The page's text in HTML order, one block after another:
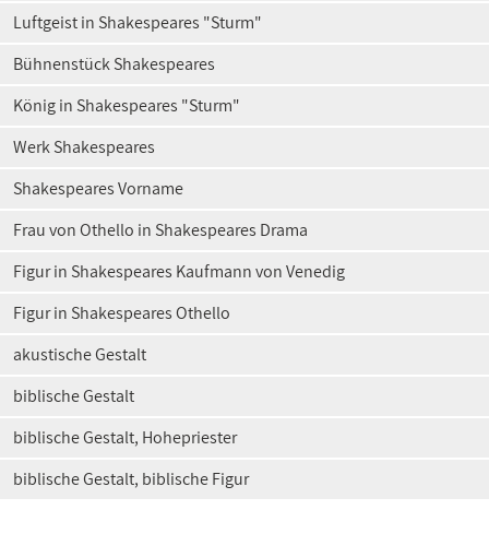
Luftgeist in Shakespeares "Sturm"
Bühnenstück Shakespeares
König in Shakespeares "Sturm"
Werk Shakespeares
Shakespeares Vorname
Frau von Othello in Shakespeares Drama
Figur in Shakespeares Kaufmann von Venedig
Figur in Shakespeares Othello
akustische Gestalt
biblische Gestalt
biblische Gestalt, Hohepriester
biblische Gestalt, biblische Figur